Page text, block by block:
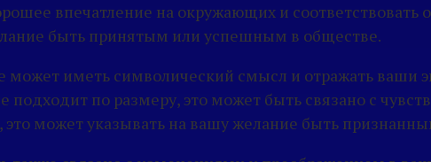
впечатление на окружающих и
быть принятым или успешным в обществе.
может иметь символический смысл и отражать
подходит по размеру, это может быть связано с
это может указывать на вашу желание быть